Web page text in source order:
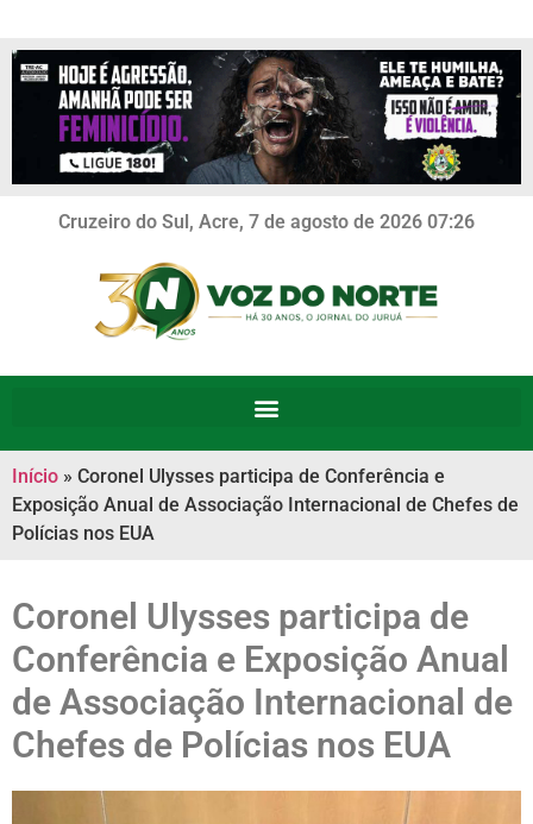
Cruzeiro do Sul, Acre, 7 de agosto de 2026 07:26
Início » Coronel Ulysses participa de Conferência e
Exposição Anual de Associação Internacional de Chefes de
Polícias nos EUA
Coronel Ulysses participa de
Conferência e Exposição Anual
de Associação Internacional de
Chefes de Polícias nos EUA